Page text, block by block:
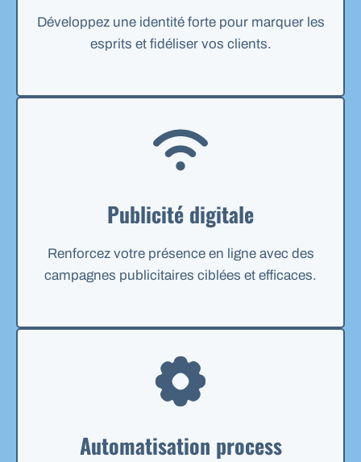
Développez une identité forte pour marquer les
esprits et fidéliser vos clients.
Publicité digitale
Renforcez votre présence en ligne avec des
campagnes publicitaires ciblées et efficaces.
Automatisation process